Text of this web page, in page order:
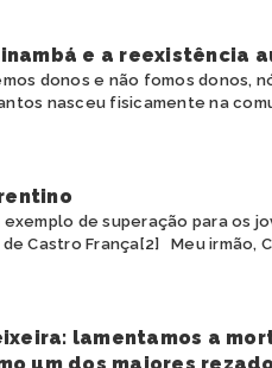
e a reexistência
donos e não fomos donos,
nasceu fisicamente na
exemplo de superação para os
Castro França[2] Meu irmão,
lamentamos a